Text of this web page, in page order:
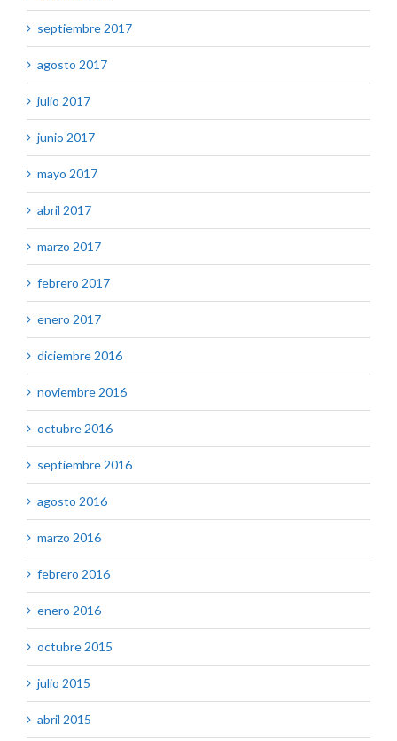
septiembre 2017
agosto 2017
julio 2017
junio 2017
mayo 2017
abril 2017
marzo 2017
febrero 2017
enero 2017
diciembre 2016
noviembre 2016
octubre 2016
septiembre 2016
agosto 2016
marzo 2016
febrero 2016
enero 2016
octubre 2015
julio 2015
abril 2015